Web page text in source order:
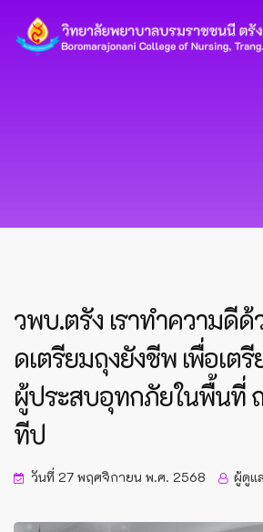
วพบ.ตรัง เราทำความดีด้
ดเตรียมถุงยังชีพ เพื่อเต
ผู้ประสบอุทกภัยในพื้นที่
ทีป
วันที่ 27 พฤศจิกายน พ.ศ. 2568 ผู้ดูแ